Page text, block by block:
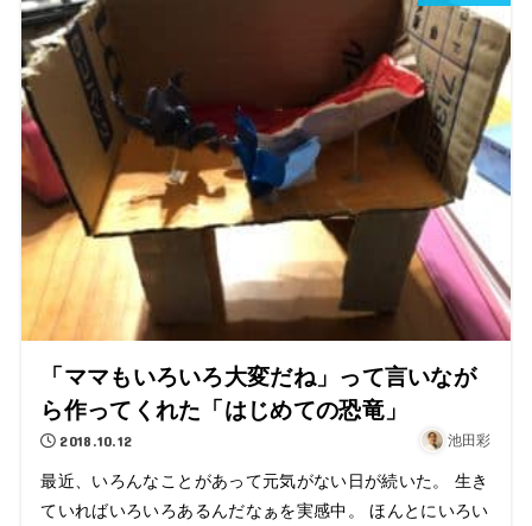
「ママもいろいろ大変だね」って言いなが
ら作ってくれた「はじめての恐竜」
2018.10.12 池田彩
最近、いろんなことがあって元気がない日が続いた。 生き
ていればいろいろあるんだなぁを実感中。 ほんとにいろい